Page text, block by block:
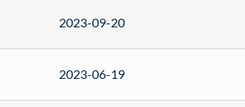
2023-09-20
2023-06-19